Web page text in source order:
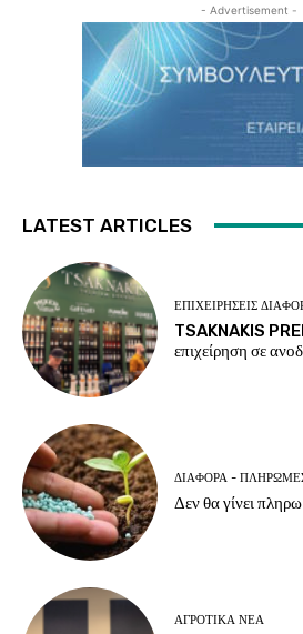
- Advertisement -
LATEST ARTICLES
ΕΠΙΧΕΙΡΉΣΕΙΣ
TSAKNAKIS
επιχείρηση σε
ΔΙΆΦΟΡΑ -
Δεν θα γίνει
ΑΓΡΟΤΙΚΆ ΝΈΑ